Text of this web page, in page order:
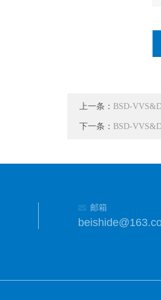
上一条： BSD-
下一条： BSD-
邮箱